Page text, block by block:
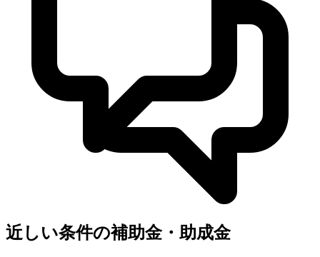
近しい条件の補助金・助成金